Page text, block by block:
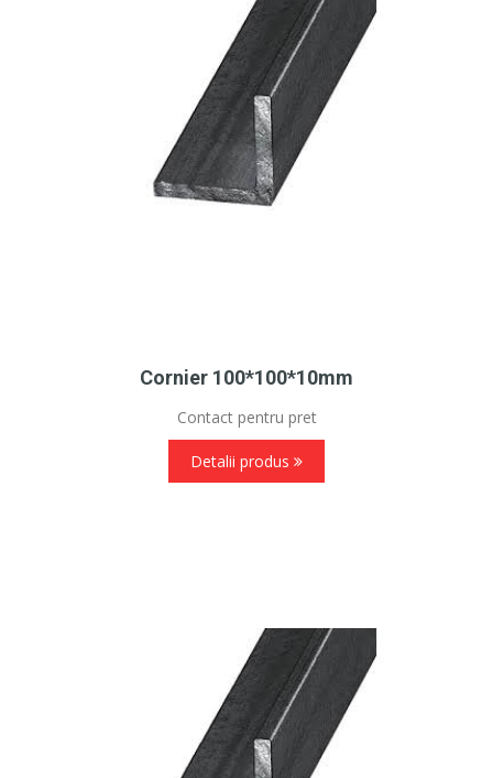
Cornier 100*100*10mm
Contact pentru pret
Detalii produs